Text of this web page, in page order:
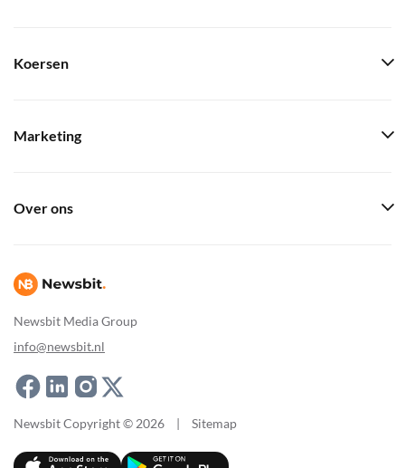
Newsbit Media Group
info@newsbit.nl
Koersen
Marketing
Over ons
Newsbit Copyright © 2026 | Sitemap